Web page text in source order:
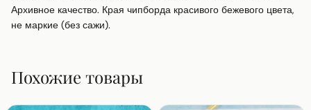
Архивное качество. Края чипборда красивого бежевого цвета,
не маркие (без сажи).
Похожие товары